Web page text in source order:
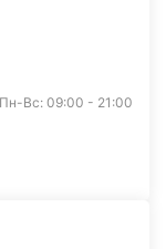
Пн-Вс: 09:00 - 21:00